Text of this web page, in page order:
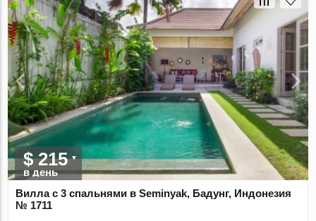
$ 215
в день
Вилла с 3 спальнями в Seminyak, Бадунг, Индонезия
№ 1711